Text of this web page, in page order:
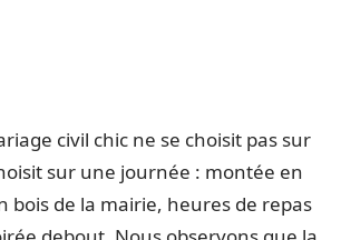
civil chic ne se choisit pas sur
sur une journée : montée en
bois de la mairie, heures de repas